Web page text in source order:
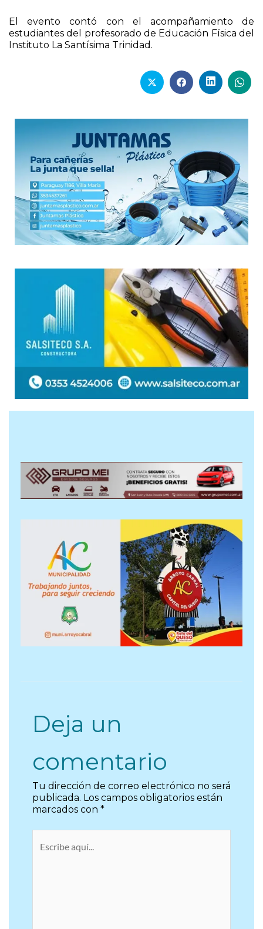
El evento contó con el acompañamiento de
estudiantes del profesorado de Educación Física del
Instituto La Santísima Trinidad.
Deja un
comentario
Tu dirección de correo electrónico no será
publicada. Los campos obligatorios están
marcados con *